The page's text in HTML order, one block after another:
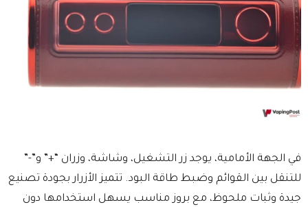
في الجهة الأمامية، يوجد زر التشغيل، وشاشة، وزران “+” و”-”
للتنقل بين القوائم وضبط طاقة البود. تتميز الأزرار بجودة تصنيع
جيدة وثبات ملحوظ، مع بروز مناسب يسهل استخدامها دون